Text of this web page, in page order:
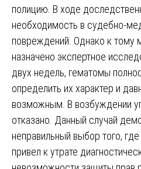
полицию. В ходе
необходимость в судебно-
повреждений. Однако к тому
назначено экспертное
двух недель, гематомы
определить их характер и
возможным. В возбуждении
отказано. Данный случай
неправильный выбор того,
привел к утрате